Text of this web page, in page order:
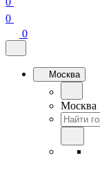
0
0
Москва
Москва